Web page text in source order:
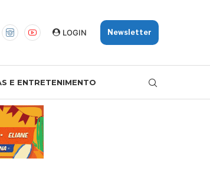
LOGIN Newsletter
E ENTRETENIMENTO